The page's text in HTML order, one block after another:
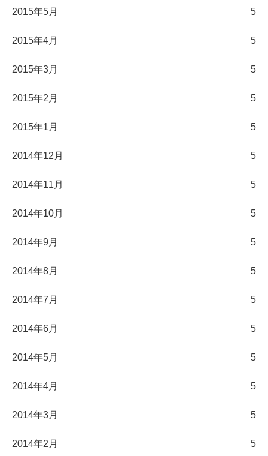
2015年5月 5
2015年4月 5
2015年3月 5
2015年2月 5
2015年1月 5
2014年12月 5
2014年11月 5
2014年10月 5
2014年9月 5
2014年8月 5
2014年7月 5
2014年6月 5
2014年5月 5
2014年4月 5
2014年3月 5
2014年2月 5